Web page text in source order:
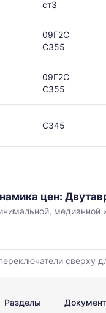
ст3
09Г2С
С355
09Г2С
С355
С345
цен:
медианной
сверху
Разделы